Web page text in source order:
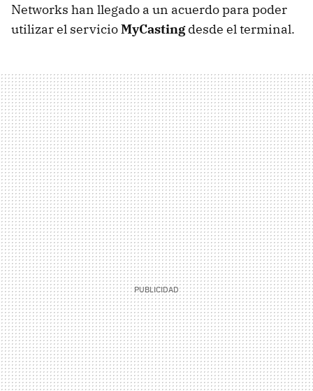
Networks han llegado a un acuerdo para poder
utilizar el servicioMyCastingdesde el terminal.